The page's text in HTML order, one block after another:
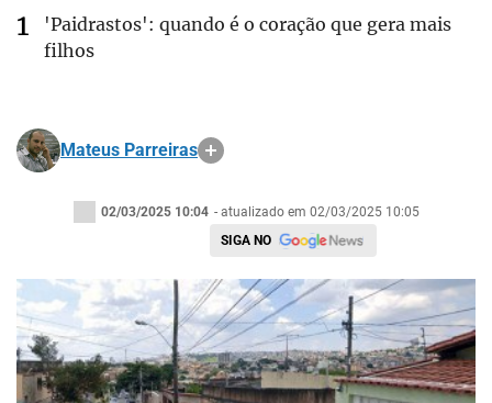
'Paidrastos': quando é o coração que gera mais
filhos
Mateus Parreiras
02/03/2025 10:04 - atualizado em 02/03/2025 10:05
SIGA NO